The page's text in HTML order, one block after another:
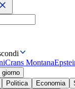
Crans Montana
Politica Economia